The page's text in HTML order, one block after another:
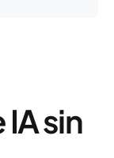
sin